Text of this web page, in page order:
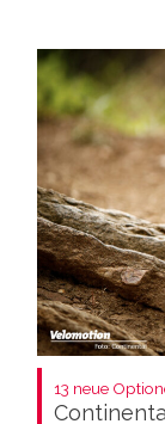
13 neue